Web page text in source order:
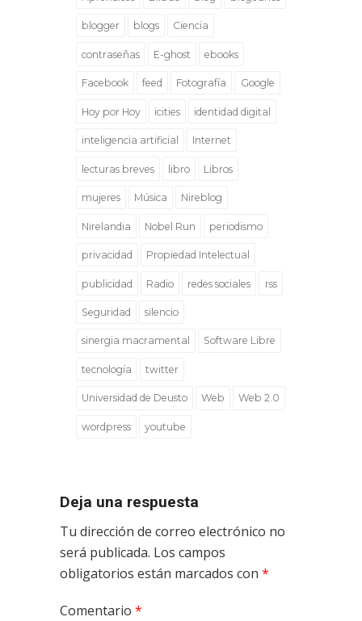
blogger blogs Ciencia
contraseñas E-ghost ebooks
Facebook feed Fotografía Google
Hoy por Hoy icities identidad digital
inteligencia artificial Internet
lecturas breves libro Libros
mujeres Música Nireblog
Nirelandia Nobel Run periodismo
privacidad Propiedad Intelectual
publicidad Radio redes sociales rss
Seguridad silencio
sinergia macramental Software Libre
tecnología twitter
Universidad de Deusto Web Web 2.0
wordpress youtube
Deja una respuesta
Tu dirección de correo electrónico no
será publicada. Los campos
obligatorios están marcados con *
Comentario *